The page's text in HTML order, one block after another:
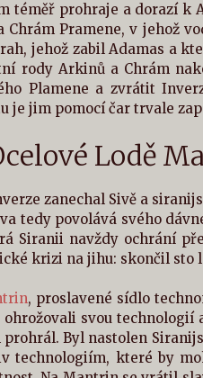
téměř prohraje a dorazí k
Chrám Pramene, v jehož
jehož zabil Adamas a
rody Arkinů a Chrám
Plamene a zvrátit
je jim pomocí čar trvale
Lodě
zanechal Sivě a
tedy povolává svého
Siranii navždy ochrání
krizi na jihu: skončil
, proslavené sídlo
ohrožovali svou
Byl nastolen
technologiím, které by